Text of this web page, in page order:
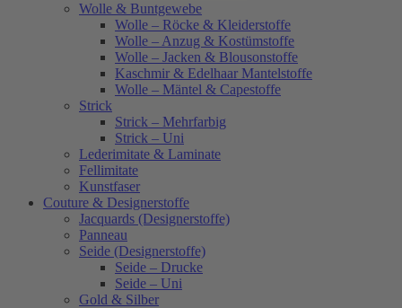
Wolle & Buntgewebe
Wolle – Röcke & Kleiderstoffe
Wolle – Anzug & Kostümstoffe
Wolle – Jacken & Blousonstoffe
Kaschmir & Edelhaar Mantelstoffe
Wolle – Mäntel & Capestoffe
Strick
Strick – Mehrfarbig
Strick – Uni
Lederimitate & Laminate
Fellimitate
Kunstfaser
Couture & Designerstoffe
Jacquards (Designerstoffe)
Panneau
Seide (Designerstoffe)
Seide – Drucke
Seide – Uni
Gold & Silber